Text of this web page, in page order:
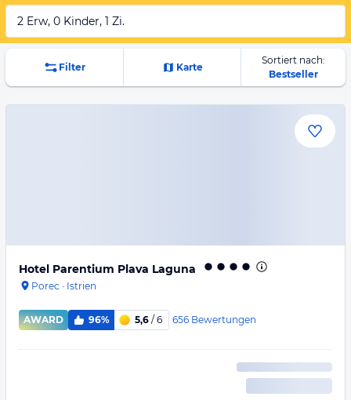
2 Erw, 0 Kinder, 1 Zi.
Filter Karte
Sortiert nach:
Bestseller
Hotel Parentium Plava Laguna
Porec · Istrien
AWARD 96% 5,6 / 6 656 Bewertungen